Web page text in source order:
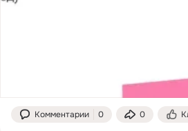
Комментарии 0 0